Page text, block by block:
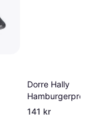
Dorre Hally
17.7cm
141 kr